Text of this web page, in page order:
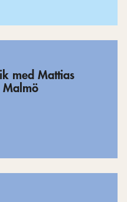
med Mattias
Malmö